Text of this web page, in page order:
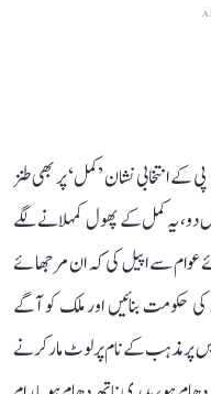
انتخابی نشان ’کمل‘ پر بھی طنز
دو، یہ کمل کے پھول کمہلانے لگے
سے اپیل کی کہ ان مرجھائے
حکومت بنائیں اور ملک کو آگے
مذہب کے نام پر لوٹ مار کرنے